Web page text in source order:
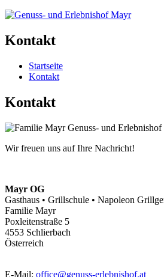
Kontakt
Startseite
Kontakt
Kontakt
Wir freuen uns auf Ihre Nachricht!
Mayr OG
Gasthaus • Grillschule • Napoleon
Familie Mayr
Poxleitenstraße 5
4553 Schlierbach
Österreich
E-Mail: office@genuss-erlebnishof.at